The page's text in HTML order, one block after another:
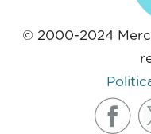
© 2000-2024